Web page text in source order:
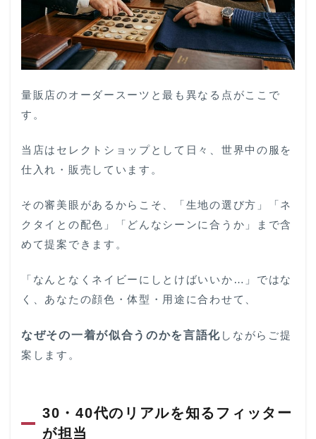
3
「価
格以
上」
とよ
われ
ます
郊で、
39,600
スーツ
を。
量販店のオーダースーツと最も異なる点がここで
す。
当店はセレクトショップとして日々、世界中の服を
仕入れ・販売しています。
その審美眼があるからこそ、「生地の選び方」「ネ
クタイとの配色」「どんなシーンに合うか」まで含
めて提案できます。
「なんとなくネイビーにしとけばいいか…」ではな
く、あなたの顔色・体型・用途に合わせて、
なぜその一着が似合うのかを言語化 しながらご提
案します。
30・40代のリアルを知るフィッター
が担当